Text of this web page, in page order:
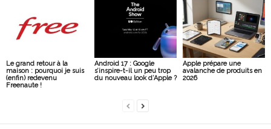
Le grand retour à la
maison : pourquoi je suis
(enfin) redevenu
Freenaute !
Android 17 : Google
s’inspire-t-il un peu trop
du nouveau look d’Apple ?
Apple prépare une
avalanche de produits en
2026